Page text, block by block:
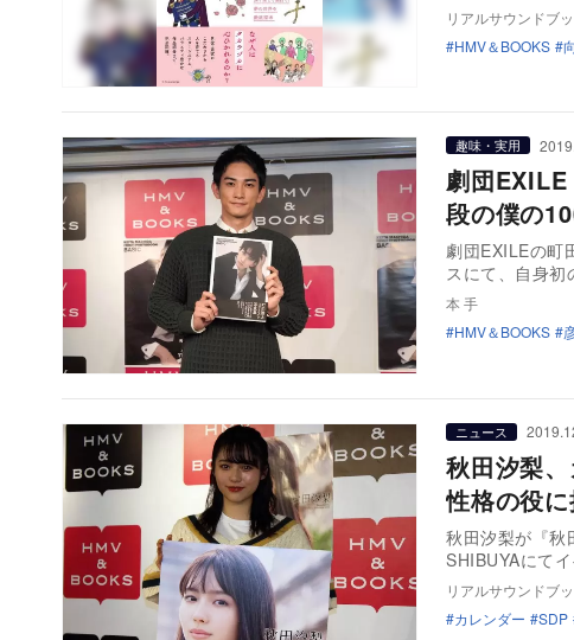
リアルサウンドブ
HMV＆BOOKS
趣味・実用
劇団
段の僕の
劇団EXILEの町
スにて、自身
本 手
HMV＆BOOKS
ニュース
秋田汐梨
性格の役に
秋田汐梨が『秋
SHIBUYAにて
リアルサウンドブ
カレンダー
SDP